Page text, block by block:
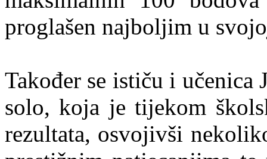
proglašen najboljim u
Također se ističu i
solo, koja je tijekom
rezultata, osvojivši